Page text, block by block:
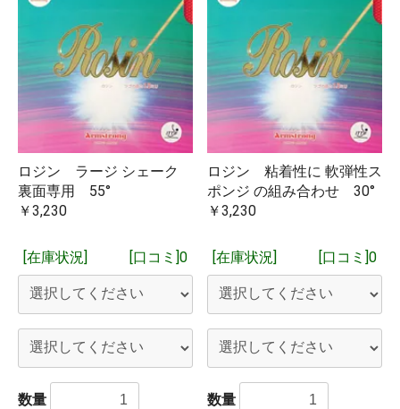
ロジン ラージ シェーク
裏面専用 55°
￥3,230
[在庫状況] [口コミ]0
数量
ロジン 粘着性に 軟弾性ス
ポンジ の組み合わせ 30°
￥3,230
[在庫状況] [口コミ]0
数量